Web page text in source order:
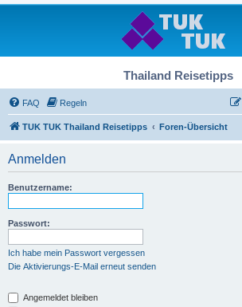
Thailand Reisetipps
FAQ Regeln
TUK TUK Thailand Reisetipps Foren-Übersicht
Anmelden
Benutzername:
Passwort:
Ich habe mein Passwort vergessen
Die Aktivierungs-E-Mail erneut senden
Angemeldet bleiben